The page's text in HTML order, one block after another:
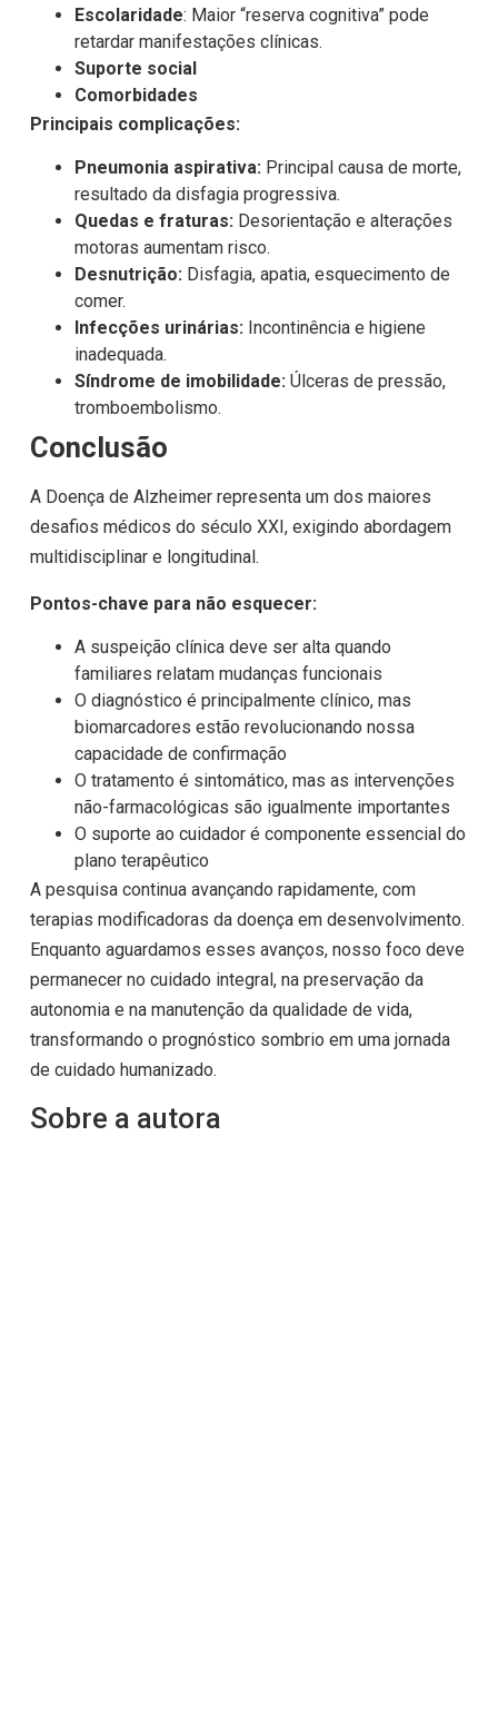
Escolaridade: Maior “reserva cognitiva” pode
retardar manifestações clínicas.
Suporte social
Comorbidades
Principais complicações:
Pneumonia aspirativa:Principal causa de morte,
resultado da disfagia progressiva.
Quedas e fraturas:Desorientação e alterações
motoras aumentam risco.
Desnutrição:Disfagia, apatia, esquecimento de
comer.
Infecções urinárias:Incontinência e higiene
inadequada.
Síndrome de imobilidade:Úlceras de pressão,
tromboembolismo.
Conclusão
A Doença de Alzheimer representa um dos maiores
desafios médicos do século XXI, exigindo abordagem
multidisciplinar e longitudinal.
Pontos-chave para não esquecer:
A suspeição clínica deve ser alta quando
familiares relatam mudanças funcionais
O diagnóstico é principalmente clínico, mas
biomarcadores estão revolucionando nossa
capacidade de confirmação
O tratamento é sintomático, mas as intervenções
não-farmacológicas são igualmente importantes
O suporte ao cuidador é componente essencial do
plano terapêutico
A pesquisa continua avançando rapidamente, com
terapias modificadoras da doença em desenvolvimento.
Enquanto aguardamos esses avanços, nosso foco deve
permanecer no cuidado integral, na preservação da
autonomia e na manutenção da qualidade de vida,
transformando o prognóstico sombrio em uma jornada
de cuidado humanizado.
Sobre a autora